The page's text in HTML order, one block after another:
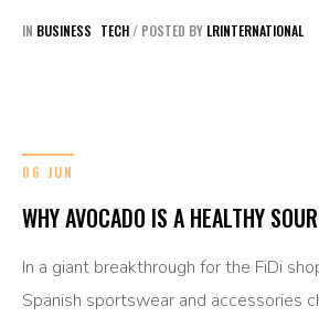
IN BUSINESS TECH / POSTED BY LRINTERNATIONAL
06 JUN
WHY AVOCADO IS A HEALTHY
In a giant breakthrough for the FiDi
Spanish sportswear and accessories